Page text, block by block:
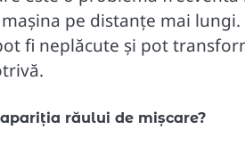
pe distanțe mai
fi neplăcute și pot
răului de mișcare?